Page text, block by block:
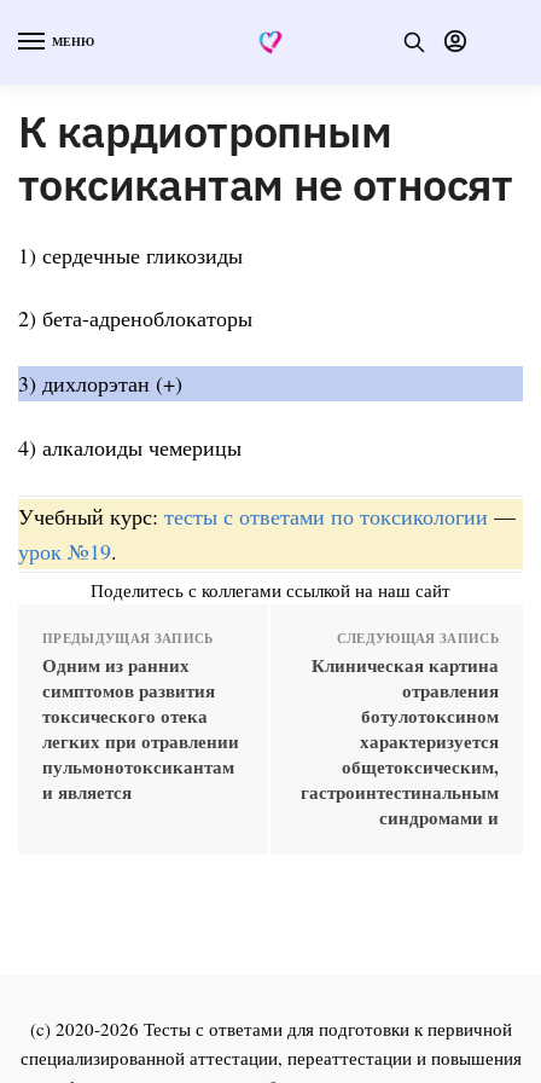
МЕНЮ
К кардиотропным
токсикантам не относят
1) сердечные гликозиды
2) бета-адреноблокаторы
3) дихлорэтан (+)
4) алкалоиды чемерицы
Учебный курс: тесты с ответами по токсикологии —
урок №19.
Поделитесь с коллегами ссылкой на наш сайт
ПРЕДЫДУЩАЯ ЗАПИСЬ
Одним из ранних
симптомов развития
токсического отека
легких при отравлении
пульмонотоксикантам
и является
СЛЕДУЮЩАЯ ЗАПИСЬ
Клиническая картина
отравления
ботулотоксином
характеризуется
общетоксическим,
гастроинтестинальным
синдромами и
(c) 2020-2026 Тесты с ответами для подготовки к первичной
специализированной аттестации, переаттестации и повышения